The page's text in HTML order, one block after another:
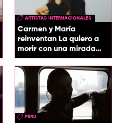
ARTISTAS INTERNACIONALES
Carmen y María
reinventan La quiero a
morir con una mirada
entre el flamenco y el
soul
PERU